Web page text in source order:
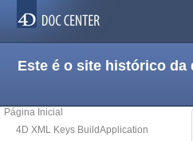
Este é o site histórico da
Página Inicial
4D XML Keys BuildApplication